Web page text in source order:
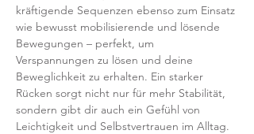
kräftigende Sequenzen ebenso zum Einsatz
wie bewusst mobilisierende und lösende
Bewegungen – perfekt, um
Verspannungen zu lösen und deine
Beweglichkeit zu erhalten. Ein starker
Rücken sorgt nicht nur für mehr Stabilität,
sondern gibt dir auch ein Gefühl von
Leichtigkeit und Selbstvertrauen im Alltag.